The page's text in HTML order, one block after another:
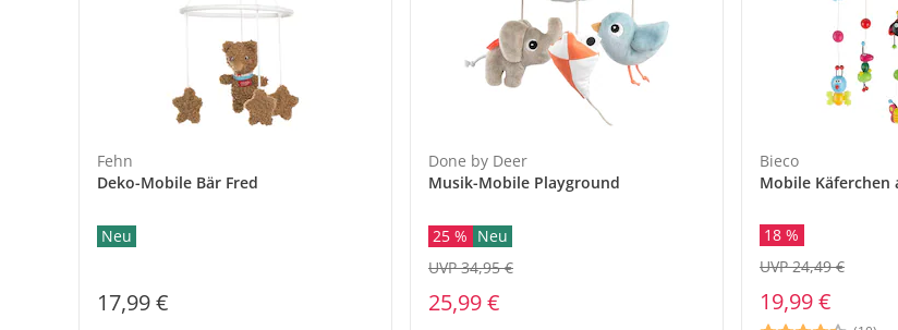
Fehn
Deko-Mobile Bär Fred
Neu
17,99 €
Done by Deer
Musik-Mobile Playground
25 % Neu
25,99 €
UVP 34,95 €
Bieco
Mobile Käferchen
18 %
19,99 €
UVP 24,49 €